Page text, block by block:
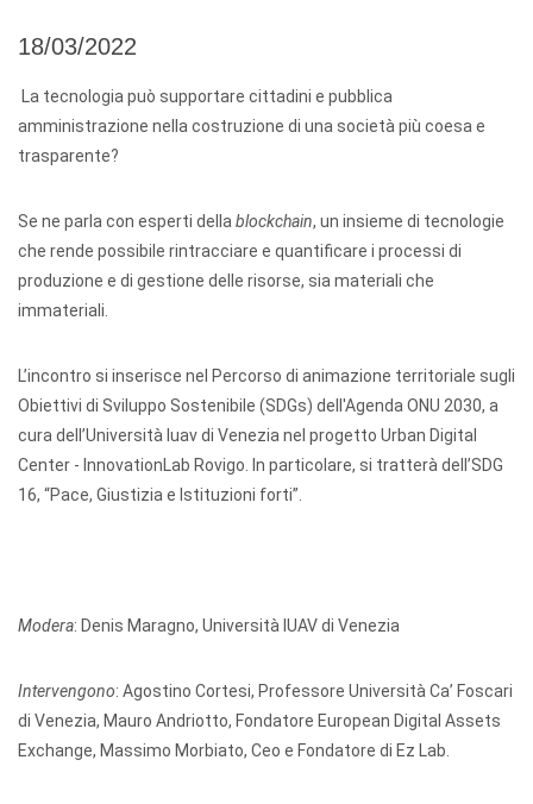
18/03/2022
La tecnologia può supportare cittadini e pubblica
amministrazione nella costruzione di una società più coesa e
trasparente?
Se ne parla con esperti della blockchain, un insieme di tecnologie
che rende possibile rintracciare e quantificare i processi di
produzione e di gestione delle risorse, sia materiali che
immateriali.
L’incontro si inserisce nel Percorso di animazione territoriale sugli
Obiettivi di Sviluppo Sostenibile (SDGs) dell'Agenda ONU 2030, a
cura dell’Università Iuav di Venezia nel progetto Urban Digital
Center - InnovationLab Rovigo. In particolare, si tratterà dell’SDG
16, “Pace, Giustizia e Istituzioni forti”.
Modera: Denis Maragno, Università IUAV di Venezia
Intervengono: Agostino Cortesi, Professore Università Ca’ Foscari
di Venezia, Mauro Andriotto, Fondatore European Digital Assets
Exchange, Massimo Morbiato, Ceo e Fondatore di Ez Lab.